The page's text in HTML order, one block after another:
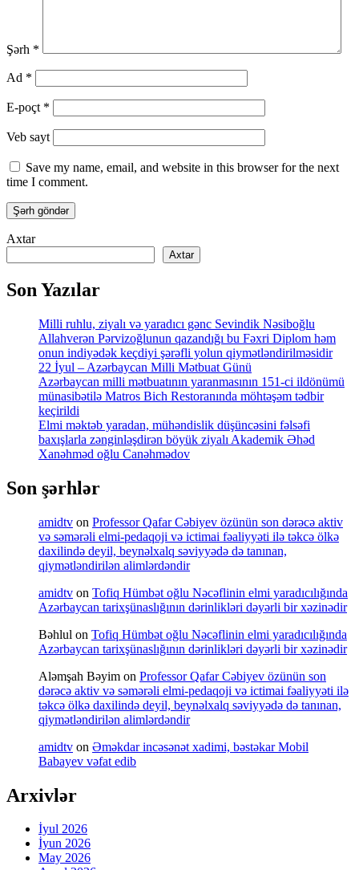
Şərh *
Ad *
E-poçt *
Veb sayt
Save my name, email, and website in this browser for the next
time I comment.
Axtar
Axtar
Son Yazılar
Milli ruhlu, ziyalı və yaradıcı gənc Sevindik Nəsiboğlu
Allahverən Pərvizoğlunun qazandığı bu Fəxri Diplom həm
onun indiyədək keçdiyi şərəfli yolun qiymətləndirilməsidir
22 İyul – Azərbaycan Milli Mətbuat Günü
Azərbaycan milli mətbuatının yaranmasının 151-ci ildönümü
münasibətilə Matros Bich Restoranında möhtəşəm tədbir
keçirildi
Elmi məktəb yaradan, mühəndislik düşüncəsini fəlsəfi
baxışlarla zənginləşdirən böyük ziyalı Akademik Əhəd
Xanəhməd oğlu Canəhmədov
Son şərhlər
amidtv on Professor Qafar Cəbiyev özünün son dərəcə aktiv
və səmərəli elmi-pedaqoji və ictimai fəaliyyəti ilə təkcə ölkə
daxilində deyil, beynəlxalq səviyyədə də tanınan,
qiymətləndirilən alimlərdəndir
amidtv on Tofiq Hümbət oğlu Nəcəflinin elmi yaradıcılığında
Azərbaycan tarixşünaslığının dərinlikləri dəyərli bir xəzinədir
Bəhlul on Tofiq Hümbət oğlu Nəcəflinin elmi yaradıcılığında
Azərbaycan tarixşünaslığının dərinlikləri dəyərli bir xəzinədir
Aləmşah Bəyim on Professor Qafar Cəbiyev özünün son
dərəcə aktiv və səmərəli elmi-pedaqoji və ictimai fəaliyyəti ilə
təkcə ölkə daxilində deyil, beynəlxalq səviyyədə də tanınan,
qiymətləndirilən alimlərdəndir
amidtv on Əməkdar incəsənət xadimi, bəstəkar Mobil
Babayev vəfat edib
Arxivlər
İyul 2026
İyun 2026
May 2026